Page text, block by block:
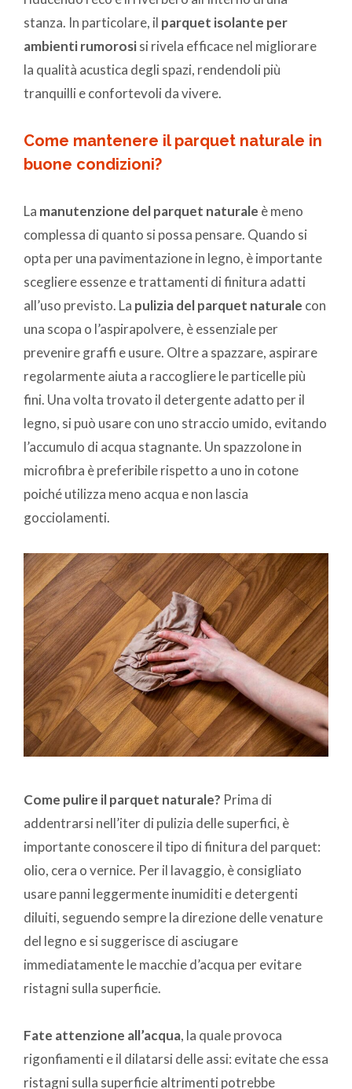
stanza. In particolare, il parquet isolante per
ambienti rumorosisi rivela efficace nel migliorare
la qualità acustica degli spazi, rendendoli più
tranquilli e confortevoli da vivere.
Come mantenere il parquet naturale in
buone condizioni?
La manutenzione del parquet naturale è meno
complessa di quanto si possa pensare. Quando si
opta per una pavimentazione in legno, è importante
scegliere essenze e trattamenti di finitura adatti
all’uso previsto. La pulizia del parquet naturale con
una scopa o l’aspirapolvere, è essenziale per
prevenire graffi e usure. Oltre a spazzare, aspirare
regolarmente aiuta a raccogliere le particelle più
fini. Una volta trovato il detergente adatto per il
legno, si può usare con uno straccio umido, evitando
l’accumulo di acqua stagnante. Un spazzolone in
microfibra è preferibile rispetto a uno in cotone
poiché utilizza meno acqua e non lascia
gocciolamenti.
Come pulire il parquet naturale? Prima di
addentrarsi nell’iter di pulizia delle superfici, è
importante conoscere il tipo di finitura del parquet:
olio, cera o vernice. Per il lavaggio, è consigliato
usare panni leggermente inumiditi e detergenti
diluiti, seguendo sempre la direzione delle venature
del legno e si suggerisce di asciugare
immediatamente le macchie d’acqua per evitare
ristagni sulla superficie.
Fate attenzione all’acqua, la quale provoca
rigonfiamenti e il dilatarsi delle assi: evitate che essa
ristagni sulla superficie altrimenti potrebbe